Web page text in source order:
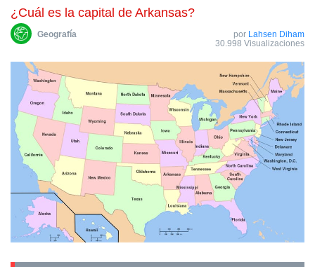
¿Cuál es la capital de Arkansas?
Geografía por Lahsen Diham
30.998 Visualizaciones